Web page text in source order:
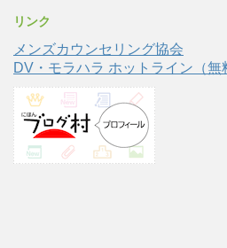
リンク
メンズカウンセリング協会
DV・モラハラ ホットライン（無